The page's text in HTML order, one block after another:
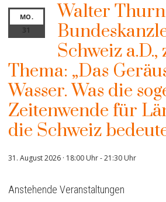
MO.
31
Walter
Schweiz a.D.,
Thema: „Das
Wasser. Was die
Zeitenwende für
die Schweiz
31. August 2026 · 18:00 Uhr-21:30 Uhr
Anstehende Veranstaltungen